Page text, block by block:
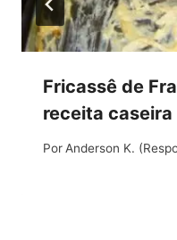
Fricassê de
receita
Por Anderson K.